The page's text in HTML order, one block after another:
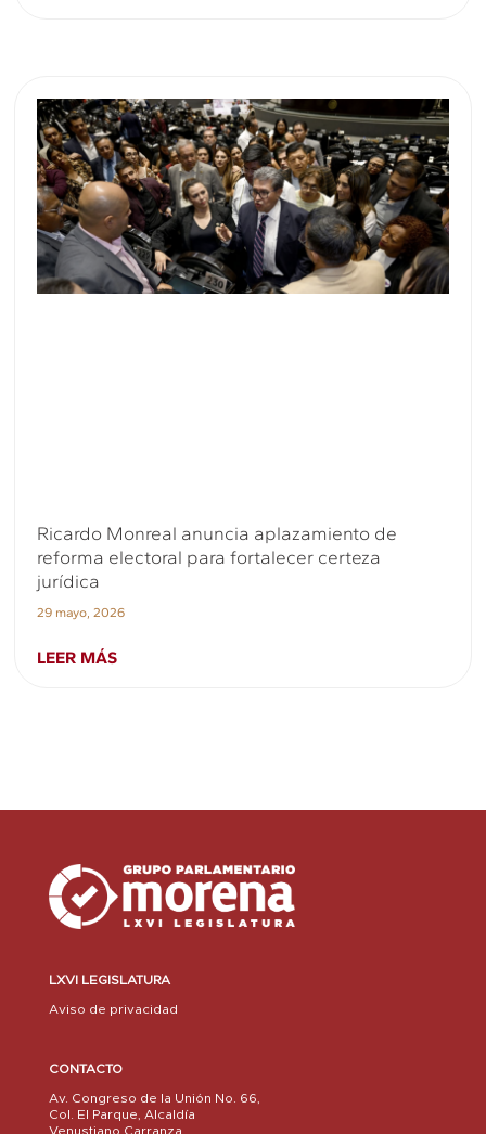
Ricardo Monreal anuncia aplazamiento de
reforma electoral para fortalecer certeza
jurídica
29 mayo, 2026
LEER MÁS
LXVI LEGISLATURA
Aviso de privacidad
CONTACTO
Av. Congreso de la Unión No. 66,
Col. El Parque, Alcaldía
Venustiano Carranza